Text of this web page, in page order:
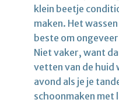
klein beetje
maken. Het
beste om
Niet vaker, want
vetten van de huid
avond als je je
schoonmaken met